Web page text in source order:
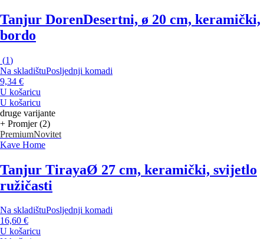
Tanjur DorenDesertni, ø 20 cm, keramički,
bordo
(1)
Na skladištuPosljednji komadi
9,34 €
U košaricu
U košaricu
druge varijante
+ Promjer (2)
PremiumNovitet
Kave Home
Tanjur TirayaØ 27 cm, keramički, svijetlo
ružičasti
Na skladištuPosljednji komadi
16,60 €
U košaricu